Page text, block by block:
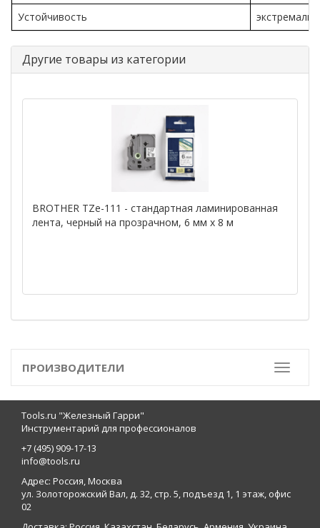
Устойчивость
Другие товары из категории
BROTHER TZe-111 - стандартная ламинированная
лента, черный на прозрачном, 6 мм х 8 м
Toggle
ПРОИЗВОДИТЕЛИ
Tools.ru "Железный Гарри"
Инструментарий для профессионалов
+7 (495) 909-17-13
info@tools.ru
Адрес: Россия, Москва
ул. Золоторожский Вал, д. 32, стр. 5, подъезд 1, 1 этаж, офис
02